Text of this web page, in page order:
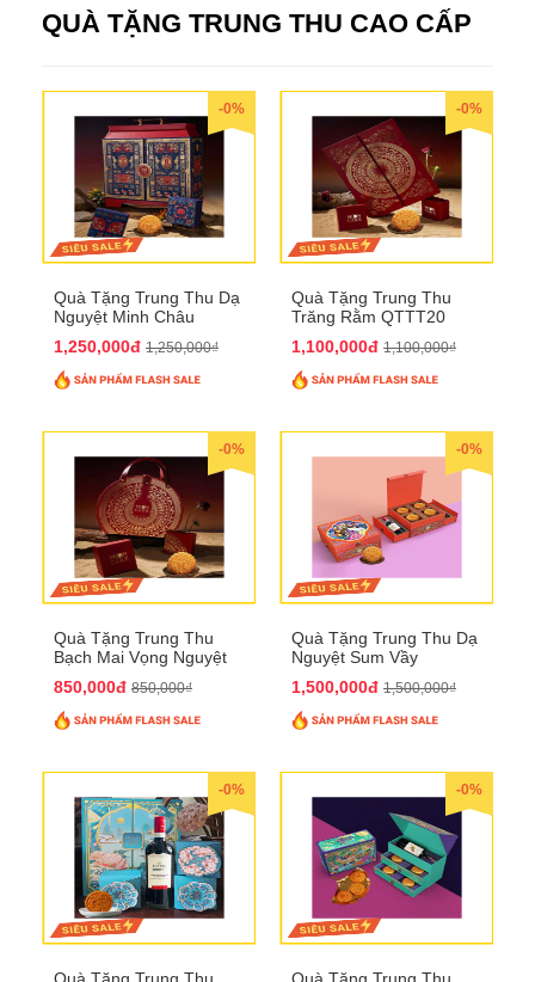
QUÀ TẶNG TRUNG THU CAO CẤP
-0%
Quà Tặng Trung Thu Dạ
Nguyệt Minh Châu
1,250,000đ 1,250,000₫
-0%
Quà Tặng Trung Thu
Trăng Rằm QTTT20
1,100,000đ 1,100,000₫
-0%
Quà Tặng Trung Thu
Bạch Mai Vọng Nguyệt
850,000đ 850,000₫
-0%
Quà Tặng Trung Thu Dạ
Nguyệt Sum Vầy
1,500,000đ 1,500,000₫
-0%
Quà Tặng Trung Thu
-0%
Quà Tặng Trung Thu